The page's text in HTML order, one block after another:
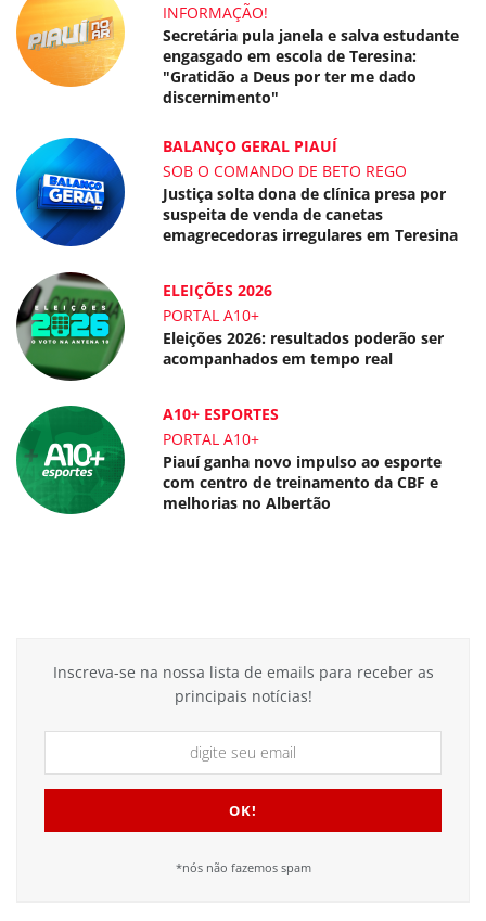
INFORMAÇÃO!
Secretária pula janela e salva estudante
engasgado em escola de Teresina:
"Gratidão a Deus por ter me dado
discernimento"
BALANÇO GERAL PIAUÍ
SOB O COMANDO DE BETO REGO
Justiça solta dona de clínica presa por
suspeita de venda de canetas
emagrecedoras irregulares em Teresina
ELEIÇÕES 2026
PORTAL A10+
Eleições 2026: resultados poderão ser
acompanhados em tempo real
A10+ ESPORTES
PORTAL A10+
Piauí ganha novo impulso ao esporte
com centro de treinamento da CBF e
melhorias no Albertão
Inscreva-se na nossa lista de emails para receber as
principais notícias!
*nós não fazemos spam